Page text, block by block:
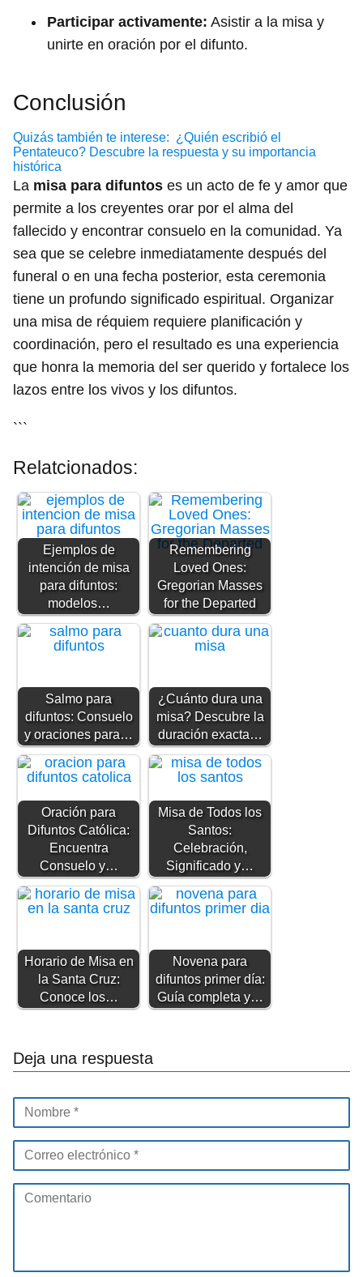
Participar activamente: Asistir a la misa y
unirte en oración por el difunto.
Conclusión
Quizás también te interese: ¿Quién escribió el
Pentateuco? Descubre la respuesta y su importancia
histórica
La misa para difuntos es un acto de fe y amor que
permite a los creyentes orar por el alma del
fallecido y encontrar consuelo en la comunidad. Ya
sea que se celebre inmediatamente después del
funeral o en una fecha posterior, esta ceremonia
tiene un profundo significado espiritual. Organizar
una misa de réquiem requiere planificación y
coordinación, pero el resultado es una experiencia
que honra la memoria del ser querido y fortalece los
lazos entre los vivos y los difuntos.
```
Relatcionados:
Ejemplos de
intención de misa
para difuntos:
modelos…
Remembering
Loved Ones:
Gregorian Masses
for the Departed
Salmo para
difuntos: Consuelo
y oraciones para…
¿Cuánto dura una
misa? Descubre la
duración exacta…
Oración para
Difuntos Católica:
Encuentra
Consuelo y…
Misa de Todos los
Santos:
Celebración,
Significado y…
Horario de Misa en
la Santa Cruz:
Conoce los…
Novena para
difuntos primer día:
Guía completa y…
Deja una respuesta